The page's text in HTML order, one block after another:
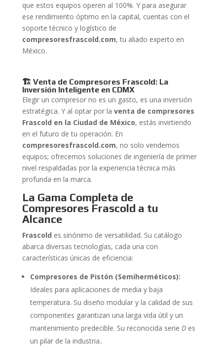
que estos equipos operen al 100%. Y para asegurar
ese rendimiento óptimo en la capital, cuentas con el
soporte técnico y logístico de
compresoresfrascold.com, tu aliado experto en
México.
🏗️ Venta de Compresores Frascold: La
Inversión Inteligente en CDMX
Elegir un compresor no es un gasto, es una inversión
estratégica. Y al optar por la venta de compresores
Frascold en la Ciudad de México, estás invirtiendo
en el futuro de tu operación. En
compresoresfrascold.com, no solo vendemos
equipos; ofrecemos soluciones de ingeniería de primer
nivel respaldadas por la experiencia técnica más
profunda en la marca.
La Gama Completa de
Compresores Frascold a tu
Alcance
Frascold es sinónimo de versatilidad. Su catálogo
abarca diversas tecnologías, cada una con
características únicas de eficiencia:
Compresores de Pistón (Semiherméticos):
Ideales para aplicaciones de media y baja
temperatura. Su diseño modular y la calidad de sus
componentes garantizan una larga vida útil y un
mantenimiento predecible. Su reconocida serie Des
un pilar de la industria..